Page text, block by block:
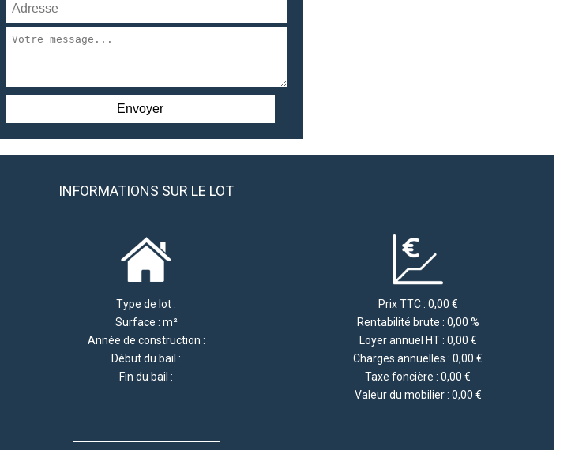
INFORMATIONS SUR LE LOT
Type de lot :
Surface : m²
Année de construction :
Début du bail :
Fin du bail :
Prix TTC : 0,00 €
Rentabilité brute : 0,00 %
Loyer annuel HT : 0,00 €
Charges annuelles : 0,00 €
Taxe foncière : 0,00 €
Valeur du mobilier : 0,00 €